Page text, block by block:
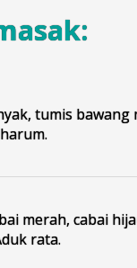
tumis bawang
merah, cabai
rata.